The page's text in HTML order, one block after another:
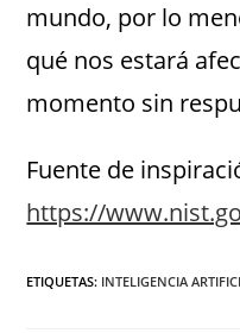
mundo, por lo
qué nos estará
momento sin
Fuente de
https://
ETIQUETAS: INTELIGENCIA